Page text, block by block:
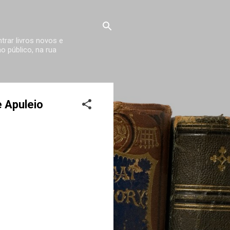
livros novos e
público, na rua
Apuleio